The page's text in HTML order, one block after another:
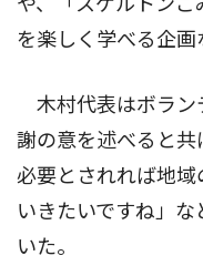
を楽しく学べる企画
木村代表はボラン
謝の意を述べると共
必要とされれば地
いきたいですね」
いた。